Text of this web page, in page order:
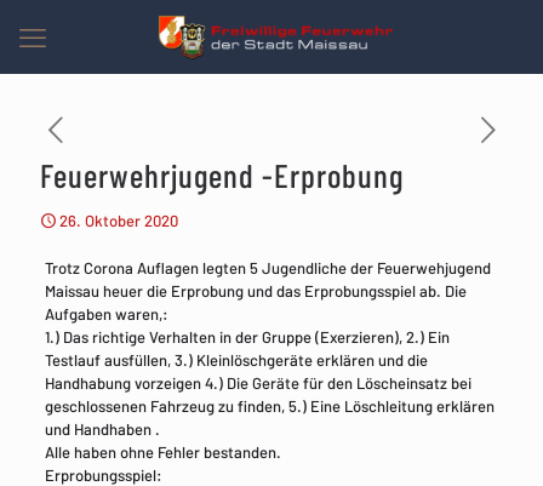
Feuerwehrjugend -Erprobung
26. Oktober 2020
Trotz Corona Auflagen legten 5 Jugendliche der Feuerwehjugend
Maissau heuer die Erprobung und das Erprobungsspiel ab. Die
Aufgaben waren,:
1.) Das richtige Verhalten in der Gruppe (Exerzieren), 2.) Ein
Testlauf ausfüllen, 3.) Kleinlöschgeräte erklären und die
Handhabung vorzeigen 4.) Die Geräte für den Löscheinsatz bei
geschlossenen Fahrzeug zu finden, 5.) Eine Löschleitung erklären
und Handhaben .
Alle haben ohne Fehler bestanden.
Erprobungsspiel: